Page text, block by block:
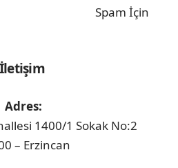
İletişim
Adres:
1400/1 Sokak No:2
– Erzincan